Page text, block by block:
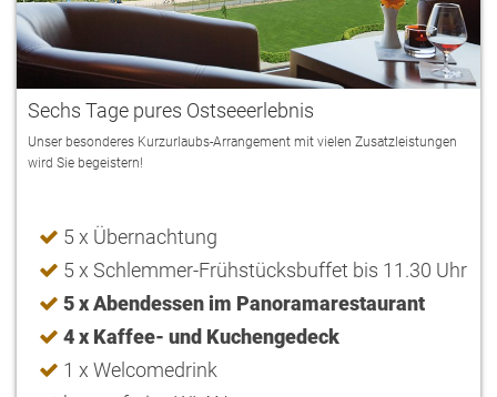
Sechs Tage pures Ostseeerlebnis
Unser besonderes Kurzurlaubs-Arrangement mit vielen Zusatzleistungen
wird Sie begeistern!
5 x Übernachtung
5 x Schlemmer-Frühstücksbuffet bis 11.30 Uhr
5 x Abendessen im Panoramarestaurant
4 x Kaffee- und Kuchengedeck
1 x Welcomedrink